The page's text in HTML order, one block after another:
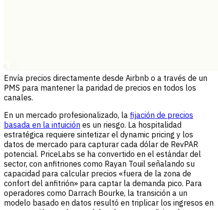
Envía precios directamente desde Airbnb o a través de un
PMS para mantener la paridad de precios en todos los
canales.
En un mercado profesionalizado, la fijación de precios
basada en la intuición es un riesgo. La hospitalidad
estratégica requiere sintetizar el dynamic pricing y los
datos de mercado para capturar cada dólar de RevPAR
potencial. PriceLabs se ha convertido en el estándar del
sector, con anfitriones como Rayan Touil señalando su
capacidad para calcular precios «fuera de la zona de
confort del anfitrión» para captar la demanda pico. Para
operadores como Darrach Bourke, la transición a un
modelo basado en datos resultó en triplicar los ingresos en